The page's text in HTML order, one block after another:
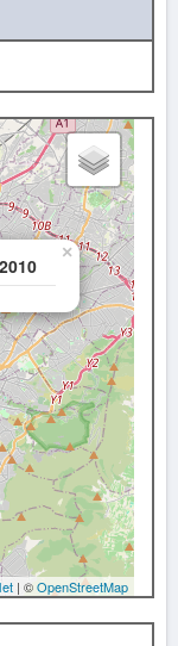
×
| ©OpenStreetMap